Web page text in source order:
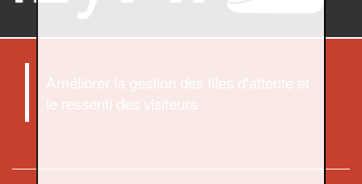
Améliorer la gestion des files d'attente et
le ressenti des visiteurs